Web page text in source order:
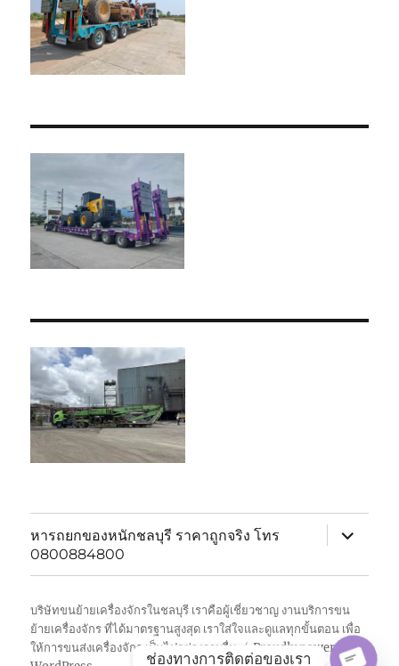
หารถยกของหนักชลบุรี ราคาถูกจริง โทร
0800884800
expand
child
บริษัทขนย้ายเครื่องจักรในชลบุรี เราคือผู้เชี่ยวชาญ งานบริการขน
ย้ายเครื่องจักร ที่ได้มาตรฐานสูงสุด เราใส่ใจและดูแลทุกขั้นตอน เพื่อ
ให้การขนส่งเครื่องจักร เป็นไปอย่างราบรื่น
Proudly powered by
ช่องทางการติดต่อของเรา